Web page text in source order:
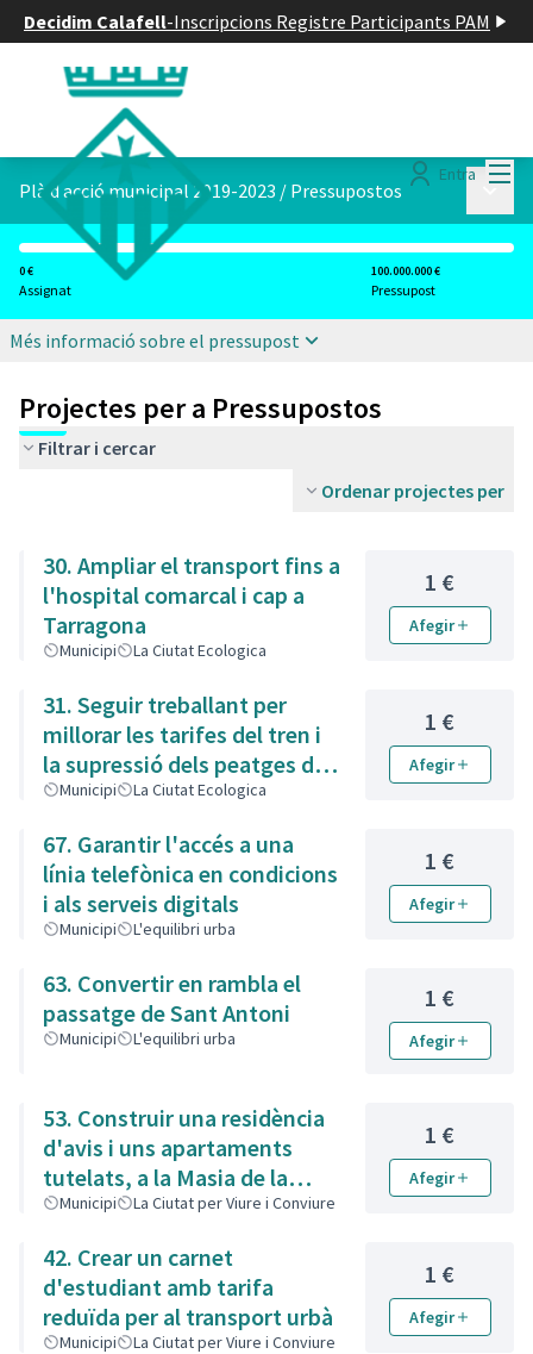
Decidim Calafell-Inscripcions Registre Participants PAM
Entra
Plà d acció municipal 2019-2023 / Pressupostos
0 €
Assignat
100.000.000 €
Pressupost
Més informació sobre el pressupost
Projectes per a Pressupostos
Filtrar i cercar
Ordenar projectes per
30. Ampliar el transport fins a
l'hospital comarcal i cap a
Tarragona
Municipi La Ciutat Ecologica
1 €
Afegir
31. Seguir treballant per
millorar les tarifes del tren i
la supressió dels peatges de
l'autopista
Municipi La Ciutat Ecologica
1 €
Afegir
67. Garantir l'accés a una
línia telefònica en condicions
i als serveis digitals
Municipi L'equilibri urba
1 €
Afegir
63. Convertir en rambla el
passatge de Sant Antoni
Municipi L'equilibri urba
1 €
Afegir
53. Construir una residència
d'avis i uns apartaments
tutelats, a la Masia de la
Sínia
Municipi La Ciutat per Viure i Conviure
1 €
Afegir
42. Crear un carnet
d'estudiant amb tarifa
reduïda per al transport urbà
Municipi La Ciutat per Viure i Conviure
1 €
Afegir